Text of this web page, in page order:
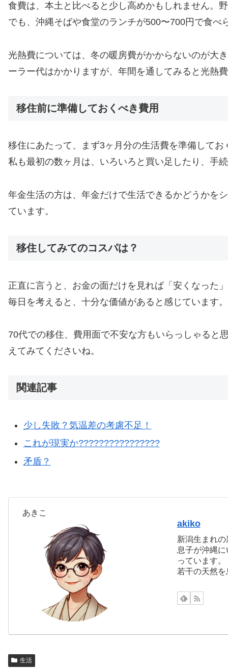
食費は、本土と比べると少し高めかもしれません。
でも、沖縄そばや食堂のランチが500〜700円で食べ
光熱費については、冬の暖房費がかからないのが大
ーラー代はかかりますが、年間を通してみると光熱
移住前に準備しておくべき費用
移住にあたって、まず3ヶ月分の生活費を準備して
私も最初の数ヶ月は、いろいろと買い足したり、手
年金生活の方は、年金だけで生活できるかどうかを
ています。
移住してみてのコスパは？
正直に言うと、お金の面だけを見れば「安くなった
毎日を考えると、十分な価値があると感じています。
70代での移住、費用面で不安な方もいらっしゃると
えてみてくださいね。
関連記事
少し失敗？気温差の考慮不足！
これが現実か????????????‍????
矛盾？
あきこ
akiko
新潟生まれ
息子が沖縄
っています。
若干の天然
生活